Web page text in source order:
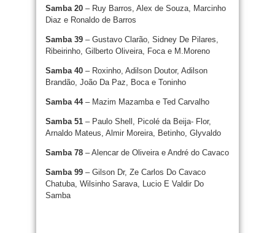
Samba 20 – Ruy Barros, Alex de Souza, Marcinho
Diaz e Ronaldo de Barros
Samba 39 – Gustavo Clarão, Sidney De Pilares,
Ribeirinho, Gilberto Oliveira, Foca e M.Moreno
Samba 40 – Roxinho, Adilson Doutor, Adilson
Brandão, João Da Paz, Boca e Toninho
Samba 44– Mazim Mazamba e Ted Carvalho
Samba 51 – Paulo Shell, Picolé da Beija- Flor,
Arnaldo Mateus, Almir Moreira, Betinho, Glyvaldo
Samba 78 – Alencar de Oliveira e André do Cavaco
Samba 99 – Gilson Dr, Ze Carlos Do Cavaco
Chatuba, Wilsinho Sarava, Lucio E Valdir Do
Samba